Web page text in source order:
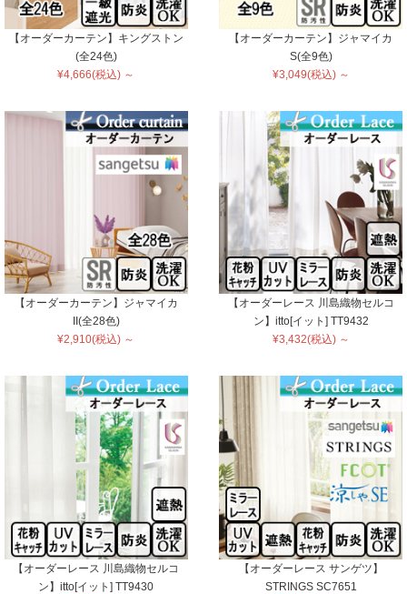
【オーダーカーテン】キングストン
(全24色)
¥4,666(税込) ～
【オーダーカーテン】ジャマイカ
S(全9色)
¥3,049(税込) ～
【オーダーカーテン】ジャマイカ
II(全28色)
¥2,910(税込) ～
【オーダーレース 川島織物セルコ
ン】itto[イット] TT9432
¥3,432(税込) ～
【オーダーレース 川島織物セルコ
ン】itto[イット] TT9430
【オーダーレース サンゲツ】
STRINGS SC7651